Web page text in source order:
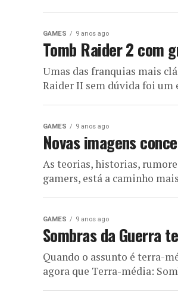
GAMES 9 anos ago
Tomb Raider 2 com
Umas das franquias mais
Raider II sem dúvida foi um
GAMES 9 anos ago
Novas imagens
As teorias, historias,
gamers, está a caminho
GAMES 9 anos ago
Sombras da Guerra
Quando o assunto é terra-
agora que Terra-média: